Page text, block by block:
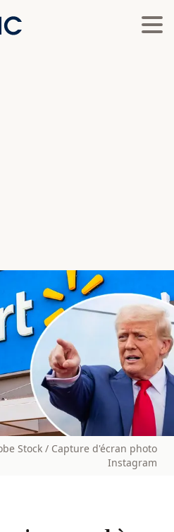
Stock / Capture d'écran photo
Instagram